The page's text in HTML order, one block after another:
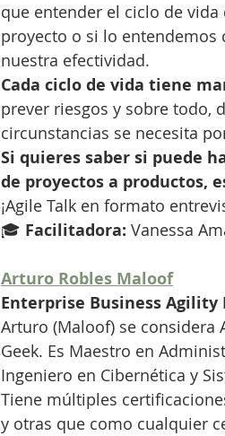
que entender el ciclo de
proyecto o si lo
nuestra efectividad.
Cada ciclo de vida tiene
prever riesgos y sobre todo,
circunstancias se necesita
Si quieres saber si puede
de proyectos a productos,
¡Agile Talk en formato
🎓 Facilitadora: Vanessa
Arturo Robles Maloof
Enterprise Business
Arturo (Maloof) se considera
Geek. Es Maestro en
Ingeniero en Cibernética y
Tiene múltiples
y otras que como cualquier